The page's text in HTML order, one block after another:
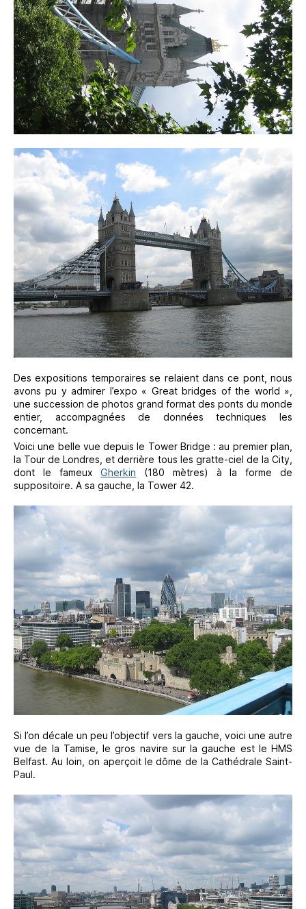
Des expositions temporaires se relaient dans ce pont, nous
avons pu y admirer l’expo « Great bridges of the world »,
une succession de photos grand format des ponts du monde
entier, accompagnées de données techniques les
concernant.
Voici une belle vue depuis le Tower Bridge : au premier plan,
la Tour de Londres, et derrière tous les gratte-ciel de la City,
dont le fameuxGherkin (180 mètres) à la forme de
suppositoire. A sa gauche, la Tower 42.
Si l’on décale un peu l’objectif vers la gauche, voici une autre
vue de la Tamise, le gros navire sur la gauche est le HMS
Belfast. Au loin, on aperçoit le dôme de la Cathédrale Saint-
Paul.